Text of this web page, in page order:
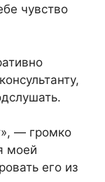
чувство
— громко
моей
его из